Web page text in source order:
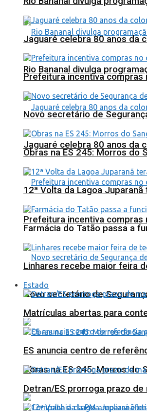
Rio Bananal divulga
Jaguaré celebra 80 anos da
Prefeitura incentiva compras
Novo secretário de
Obras na ES 245: Morros do
Jaguaré celebra 80 anos da
Prefeitura incentiva compras
Novo secretário de
Obras na ES 245: Morros do
12ª Volta da Lagoa
Farmácia do Tatão passa a
Linhares recebe maior feira
Estado
Matrículas abertas para
ES anuncia centro de
Detran/ES prorroga prazo